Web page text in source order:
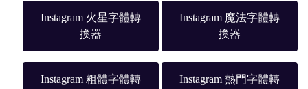
Instagram 火星字體轉
換器
Instagram 魔法字體轉
換器
Instagram 粗體字體轉
Instagram 熱門字體轉